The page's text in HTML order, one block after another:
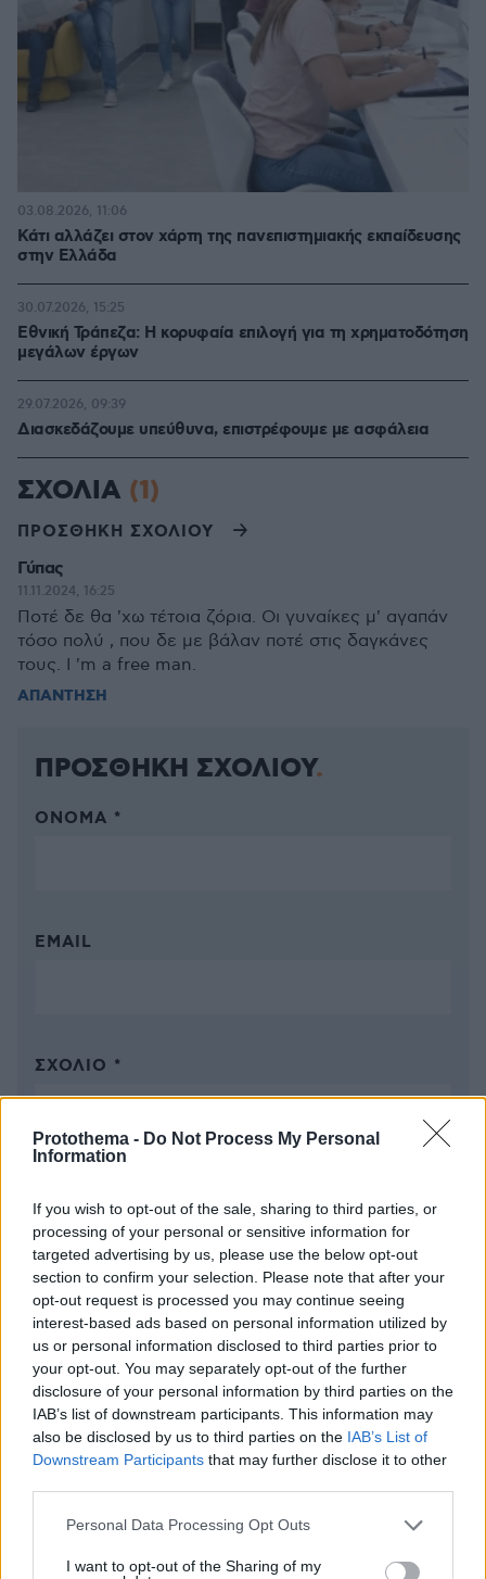
Protothema - Do Not Process My Personal
Information
If you wish to opt-out of the sale, sharing to third parties, or
processing of your personal or sensitive information for
targeted advertising by us, please use the below opt-out
section to confirm your selection. Please note that after your
opt-out request is processed you may continue seeing
interest-based ads based on personal information utilized by
us or personal information disclosed to third parties prior to
your opt-out. You may separately opt-out of the further
disclosure of your personal information by third parties on the
IAB’s list of downstream participants. This information may
also be disclosed by us to third parties on the IAB’s List of
Downstream Participants that may further disclose it to other
Please note that this website/app uses one or more Google
not limited to your visit or usage behaviour. You may click to
Personal Data Processing Opt Outs
I want to opt-out of the Sharing of my
Κάτι αλλάζει στον χάρτη της πανεπιστημιακής εκπαίδευσης
στην Ελλάδα
03.08.2026, 11:06
Εθνική Τράπεζα: Η κορυφαία επιλογή για τη χρηματοδότηση
μεγάλων έργων
30.07.2026, 15:25
Διασκεδάζουμε υπεύθυνα, επιστρέφουμε με ασφάλεια
29.07.2026, 09:39
ΣΧΟΛΙΑ (1)
ΠΡΟΣΘΗΚΗ ΣΧΟΛΙΟΥ
Γύπας
11.11.2024, 16:25
Ποτέ δε θα 'χω τέτοια ζόρια. Οι γυναίκες μ' αγαπάν
τόσο πολύ , που δε με βάλαν ποτέ στις δαγκάνες
τους. I 'm a free man.
ΑΠΑΝΤΗΣΗ
ΠΡΟΣΘΗΚΗ ΣΧΟΛΙΟΥ
ΌΝΟΜΑ *
EMAIL
ΣΧΌΛΙΟ *
Απομένουν2500χαρακτήρες
* Υποχρεωτικά πεδία
ΡΟΗ ΕΙΔΗΣΕΩΝ